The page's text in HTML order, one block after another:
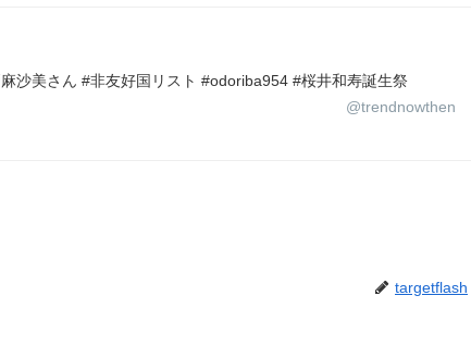
沙美さん #非友好国リスト #odoriba954 #桜井和寿誕生祭
@trendnowthen
targetflash